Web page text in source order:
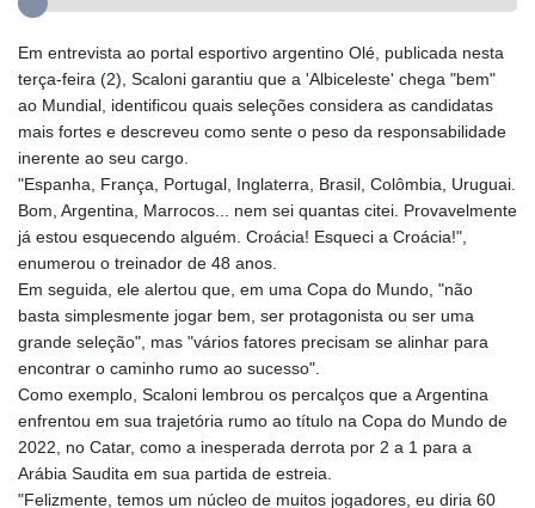
Em entrevista ao portal esportivo argentino Olé, publicada nesta
terça-feira (2), Scaloni garantiu que a 'Albiceleste' chega "bem"
ao Mundial, identificou quais seleções considera as candidatas
mais fortes e descreveu como sente o peso da responsabilidade
inerente ao seu cargo.
"Espanha, França, Portugal, Inglaterra, Brasil, Colômbia, Uruguai.
Bom, Argentina, Marrocos... nem sei quantas citei. Provavelmente
já estou esquecendo alguém. Croácia! Esqueci a Croácia!",
enumerou o treinador de 48 anos.
Em seguida, ele alertou que, em uma Copa do Mundo, "não
basta simplesmente jogar bem, ser protagonista ou ser uma
grande seleção", mas "vários fatores precisam se alinhar para
encontrar o caminho rumo ao sucesso".
Como exemplo, Scaloni lembrou os percalços que a Argentina
enfrentou em sua trajetória rumo ao título na Copa do Mundo de
2022, no Catar, como a inesperada derrota por 2 a 1 para a
Arábia Saudita em sua partida de estreia.
"Felizmente, temos um núcleo de muitos jogadores, eu diria 60